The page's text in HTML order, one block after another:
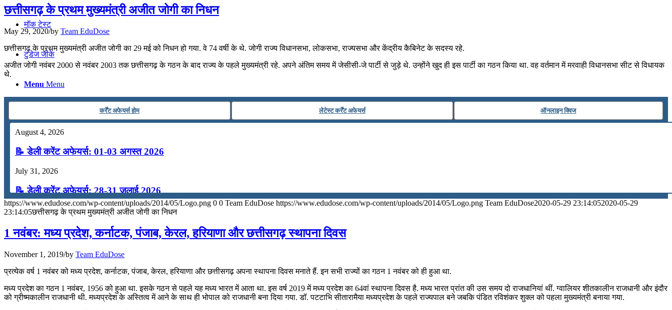
मॉक टेस्ट
टुडेज जीके
Menu Menu
📝 डेली करेंट अफेयर्स: 25-27 जुलाई 2026
July 25, 2026
📝 डेली करेंट अफेयर्स: 22-24 जुलाई 2026
July 22, 2026
📝 डेली करेंट अफेयर्स: 19-21 जुलाई 2026
July 19, 2026
📝 डेली करेंट अफेयर्स: 16-18 जुलाई 2026
छत्तीसगढ़ के प्रथम मुख्यमंत्री अजीत जोगी का निधन
May 29, 2020/by Team EduDose
छत्तीसगढ़ के प्रथम मुख्यमंत्री अजीत जोगी का 29 मई को निधन हो गया. वे 74 वर्षी के थे. जोगी राज्य विधानसभा, लोकसभा, राज्यसभा और केंद्रीय कैबिनेट के सदस्य रहे.
अजीत जोगी नवंबर 2000 से नवंबर 2003 तक छत्तीसगढ़ के गठन के बाद राज्य के पहले मुख्यमंत्री रहे. अपने अंतिम समय में जेसीसी-जे पार्टी से जुड़े थे. उन्होंने खुद ही इस पार्टी का गठन किया था. वह वर्तमान में मरवाही विधानसभा सीट से विधायक
थे.
कर्रेंट अफेयर्स होम लेटेस्ट कर्रेंट अफेयर्स ऑनलाइन क्विज
August 4, 2026
📝 डेली करेंट अफेयर्स: 01-03 अगस्त 2026
July 31, 2026
📝 डेली करेंट अफेयर्स: 28-31 जुलाई 2026
July 28, 2026
📝 डेली करेंट अफेयर्स: 25-27 जुलाई 2026
📝 डेली करेंट अफेयर्स: 22-24 जुलाई 2026
July 22, 2026
https://www.edudose.com/wp-content/uploads/2014/05/Logo.png 0 0 Team EduDose https://www.edudose.com/wp-content/uploads/2014/05/Logo.png Team EduDose2020-05-29 23:14:052020-05-29
23:14:05छत्तीसगढ़ के प्रथम मुख्यमंत्री अजीत जोगी का निधन
1 नवंबर: मध्य प्रदेश, कर्नाटक, पंजाब, केरल, हरियाणा और छत्तीसगढ़ स्थापना दिवस
November 1, 2019/by Team EduDose
प्रत्येक वर्ष 1 नवंबर को मध्य प्रदेश, कर्नाटक, पंजाब, केरल, हरियाणा और छत्तीसगढ़ अपना स्थापना दिवस मनाते हैं. इन सभी राज्यों का गठन 1 नवंबर को ही हुआ था.
मध्य प्रदेश का गठन 1 नवंबर, 1956 को हुआ था. इसके गठन से पहले यह मध्य भारत में आता था. इस वर्ष 2019 में मध्य प्रदेश का 64वां स्थापना दिवस है. मध्य भारत प्रांत की उस समय दो राजधानियां थीं. ग्वालियर शीतकालीन राजधानी और इंदौर
को ग्रीष्मकालीन राजधानी थी. मध्‍यप्रदेश के अस्तित्‍व में आने के साथ ही भोपाल को राजधानी बना दिया गया. डॉ. पटटाभि सीतारामैया मध्यप्रदेश के पहले राज्यपाल बने जबकि पंडित रविशंकर शुक्ल को पहला मुख्यमंत्री बनाया गया.